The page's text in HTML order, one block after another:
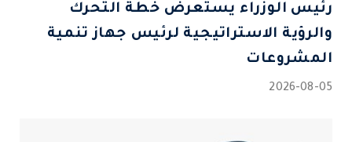
رئيس الوزراء يستعرض خطة التحرك
والرؤية الاستراتيجية لرئيس جهاز تنمية
المشروعات
2026-08-05